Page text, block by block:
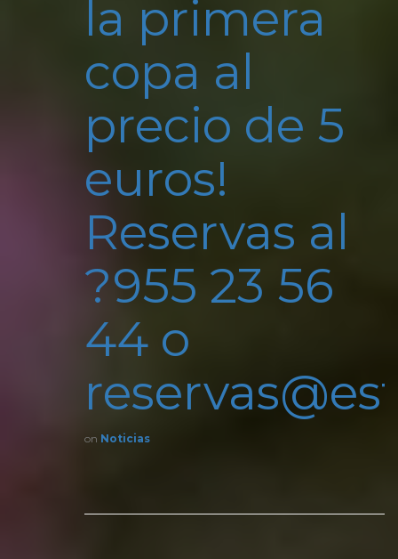
la primera
copa al
precio de 5
euros!
Reservas al
?955 23 56
44 o
on Noticias